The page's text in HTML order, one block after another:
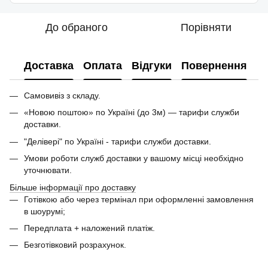
До обраного Порівняти
Доставка Оплата Відгуки Повернення
Самовивіз з складу.
«Новою поштою» по Україні (до 3м) — тарифи служби
доставки.
"Делівері" по Україні - тарифи служби доставки.
Умови роботи служб доставки у вашому місці необхідно
уточнювати.
Більше інформації про доставку
Готівкою або через термінал при оформленні замовлення
в шоурумі;
Передплата + наложений платіж.
Безготівковий розрахунок.